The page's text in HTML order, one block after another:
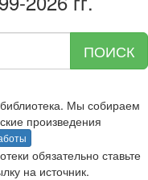
ПОИСК
Мы собираем
произведения
обязательно ставьте
на источник.